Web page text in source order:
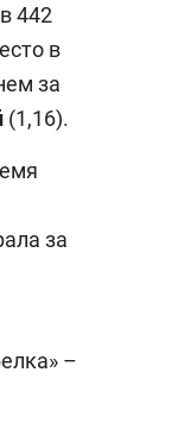
442
в
за
(1,16).
за
–